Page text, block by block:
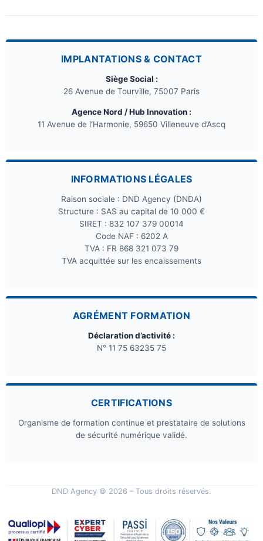
IMPLANTATIONS & CONTACT
Siège Social :
26 Avenue de Tourville, 75007 Paris
Agence Nord / Hub Innovation :
11 Avenue de l’Harmonie, 59650 Villeneuve d’Ascq
INFORMATIONS LÉGALES
Raison sociale : DND Agency (DNDA)
Structure : SAS au capital de 10 000 €
SIRET : 832 107 379 00014
Code NAF : 6202 A
TVA : FR 868 321 073 79
TVA acquittée sur les encaissements
AGRÉMENT FORMATION
Déclaration d’activité :
N° 11 75 63235 75
CERTIFICATIONS
Organisme de formation continue et prestataire de solutions
de sécurité numérique validé.
DND Agency © 2026 – Tous droits réservés.